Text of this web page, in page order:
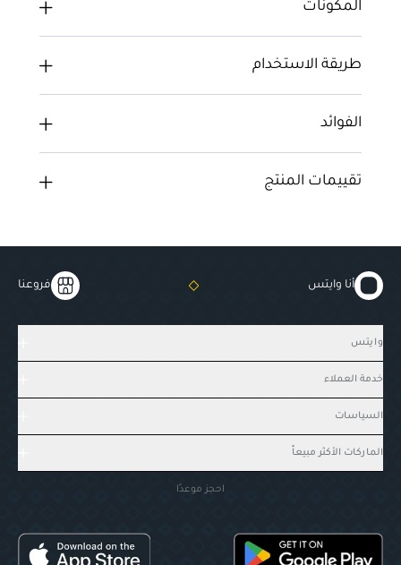
المكونات
طريقة الاستخدام
الفوائد
تقييمات المنتج
أنا وايتس فروعنا
وايتس
خدمة العملاء
السياسات
الماركات الأكثر مبيعاً
احجز موعدًا